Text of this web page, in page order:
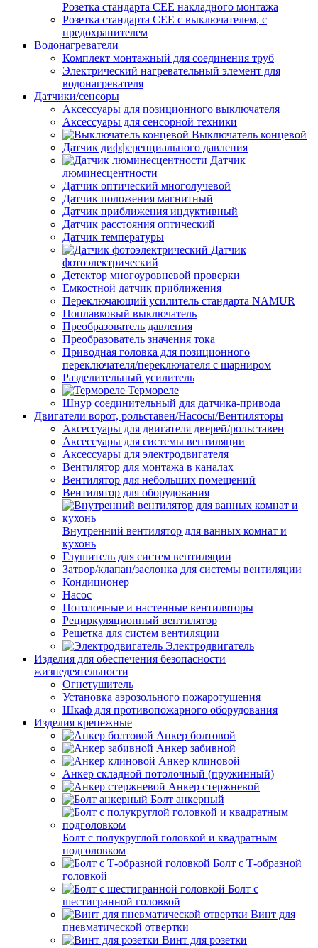
Розетка стандарта СЕЕ накладного монтажа
Розетка стандарта СЕЕ с выключателем, с
предохранителем
Водонагреватели
Комплект монтажный для соединения труб
Электрический нагревательный элемент для
водонагревателя
Датчики/сенсоры
Аксессуары для позиционного выключателя
Аксессуары для сенсорной техники
Выключатель концевой
Датчик дифференциального давления
Датчик
люминесцентности
Датчик оптический многолучевой
Датчик положения магнитный
Датчик приближения индуктивный
Датчик расстояния оптический
Датчик температуры
Датчик
фотоэлектрический
Детектор многоуровневой проверки
Емкостной датчик приближения
Переключающий усилитель стандарта NAMUR
Поплавковый выключатель
Преобразователь давления
Преобразователь значения тока
Приводная головка для позиционного
переключателя/переключателя с шарниром
Разделительный усилитель
Термореле
Шнур соединительный для датчика-привода
Двигатели ворот, рольставен/Насосы/Вентиляторы
Аксессуары для двигателя дверей/рольставен
Аксессуары для системы вентиляции
Аксессуары для электродвигателя
Вентилятор для монтажа в каналах
Вентилятор для небольших помещений
Вентилятор для оборудования
Внутренний вентилятор для ванных комнат и
кухонь
Глушитель для систем вентиляции
Затвор/клапан/заслонка для системы вентиляции
Кондиционер
Насос
Потолочные и настенные вентиляторы
Рециркуляционный вентилятор
Решетка для систем вентиляции
Электродвигатель
Изделия для обеспечения безопасности
жизнедеятельности
Огнетушитель
Установка аэрозольного пожаротушения
Шкаф для противопожарного оборудования
Изделия крепежные
Анкер болтовой
Анкер забивной
Анкер клиновой
Анкер складной потолочный (пружинный)
Анкер стержневой
Болт анкерный
Болт с полукруглой головкой и квадратным
подголовком
Болт с Т-образной
головкой
Болт с
шестигранной головкой
Винт для
пневматической отвертки
Винт для розетки